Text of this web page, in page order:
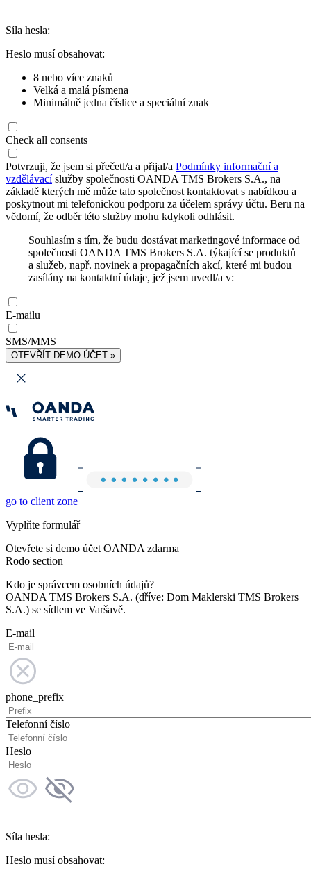
Síla hesla:
Heslo musí obsahovat:
8 nebo více znaků
Velká a malá písmena
Minimálně jedna číslice a speciální znak
Check all consents
Potvrzuji, že jsem si přečetl/a a přijal/a Podmínky informační a
vzdělávacíslužby společnosti OANDA TMS Brokers S.A., na
základě kterých mě může tato společnost kontaktovat s nabídkou a
poskytnout mi telefonickou podporu za účelem správy účtu. Beru na
vědomí, že odběr této služby mohu kdykoli odhlásit.
Souhlasím s tím, že budu dostávat marketingové informace od
společnosti OANDA TMS Brokers S.A. týkající se produktů
a služeb, např. novinek a propagačních akcí, které mi budou
zasílány na kontaktní údaje, jež jsem uvedl/a v:
E-mailu
SMS/MMS
OTEVŘÍT DEMO ÚČET »
go to client zone
Vyplňte formulář
Otevřete si demo účet OANDA zdarma
Rodo section
Kdo je správcem osobních údajů?
OANDA TMS Brokers S.A. (dříve: Dom Maklerski TMS Brokers
S.A.) se sídlem ve Varšavě.
E-mail
phone_prefix
Telefonní číslo
Heslo
Síla hesla:
Heslo musí obsahovat: